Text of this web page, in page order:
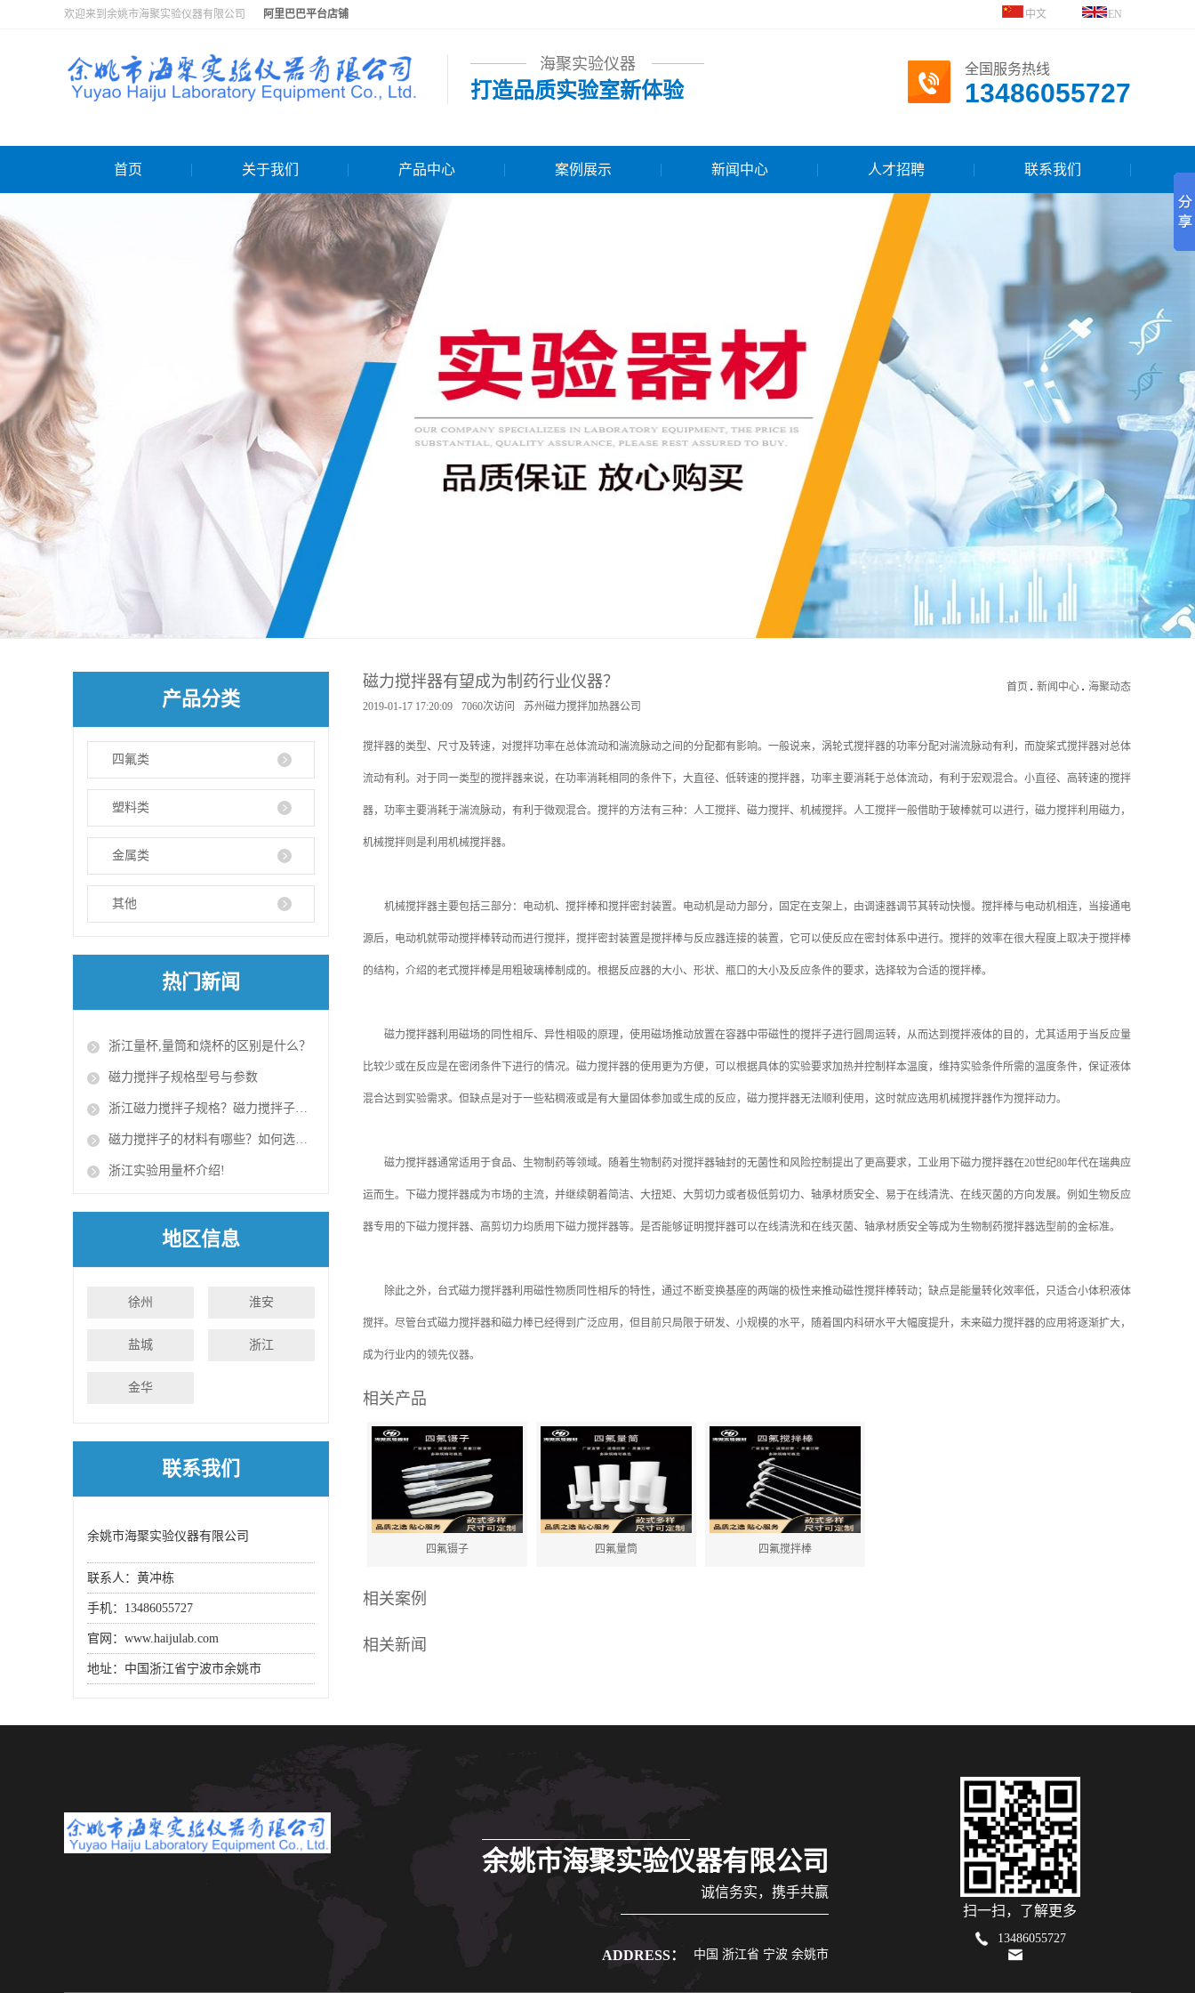
欢迎来到余姚市海聚实验仪器有限公司 中文 EN
阿里巴巴平台店铺
海聚实验仪器
打造品质实验室新体验
全国服务热线
13486055727
首页 关于我们 产品中心 案例展示 新闻中心 人才招聘 联系我们
产品分类
四氟类
塑料类
金属类
其他
热门新闻
浙江量杯,量筒和烧杯的区别是什么？​
磁力搅拌子规格型号与参数
浙江磁力搅拌子规格？磁力搅拌子的使用方法？
磁力搅拌子的材料有哪些？如何选择磁力搅拌子？
浙江实验用量杯介绍!​
地区信息
徐州 淮安
盐城 浙江
金华
联系我们
余姚市海聚实验仪器有限公司
联系人：黄冲栋
手机：13486055727
官网：www.haijulab.com
地址：中国浙江省宁波市余姚市
磁力搅拌器有望成为制药行业仪器？ 首页 新闻中心
海聚动态
2019-01-17 17:20:09
7060次访问 苏州磁力搅拌加热器公司
搅拌器的类型、尺寸及转速，对搅拌功率在总体流动和湍流脉动之间的分配都有影响。一般说来，涡轮式搅拌器的功率分配对湍流脉动有利，而旋桨式搅拌器对总体
流动有利。对于同一类型的搅拌器来说，在功率消耗相同的条件下，大直径、低转速的搅拌器，功率主要消耗于总体流动，有利于宏观混合。小直径、高转速的搅拌
器，功率主要消耗于湍流脉动，有利于微观混合。搅拌的方法有三种：人工搅拌、磁力搅拌、机械搅拌。人工搅拌一般借助于玻棒就可以进行，磁力搅拌利用磁力，
机械搅拌则是利用机械搅拌器。
机械搅拌器主要包括三部分：电动机、搅拌棒和搅拌密封装置。电动机是动力部分，固定在支架上，由调速器调节其转动快慢。搅拌棒与电动机相连，当接通电
源后，电动机就带动搅拌棒转动而进行搅拌，搅拌密封装置是搅拌棒与反应器连接的装置，它可以使反应在密封体系中进行。搅拌的效率在很大程度上取决于搅拌棒
的结构，介绍的老式搅拌棒是用粗玻璃棒制成的。根据反应器的大小、形状、瓶口的大小及反应条件的要求，选择较为合适的搅拌棒。
磁力搅拌器利用磁场的同性相斥、异性相吸的原理，使用磁场推动放置在容器中带磁性的搅拌子进行圆周运转，从而达到搅拌液体的目的，尤其适用于当反应量
比较少或在反应是在密闭条件下进行的情况。磁力搅拌器的使用更为方便，可以根据具体的实验要求加热并控制样本温度，维持实验条件所需的温度条件，保证液体
混合达到实验需求。但缺点是对于一些粘稠液或是有大量固体参加或生成的反应，磁力搅拌器无法顺利使用，这时就应选用机械搅拌器作为搅拌动力。
磁力搅拌器通常适用于食品、生物制药等领域。随着生物制药对搅拌器轴封的无菌性和风险控制提出了更高要求，工业用下磁力搅拌器在20世纪80年代在瑞典应
运而生。下磁力搅拌器成为市场的主流，并继续朝着简洁、大扭矩、大剪切力或者极低剪切力、轴承材质安全、易于在线清洗、在线灭菌的方向发展。例如生物反应
器专用的下磁力搅拌器、高剪切力均质用下磁力搅拌器等。是否能够证明搅拌器可以在线清洗和在线灭菌、轴承材质安全等成为生物制药搅拌器选型前的金标准。
除此之外，台式磁力搅拌器利用磁性物质同性相斥的特性，通过不断变换基座的两端的极性来推动磁性搅拌棒转动；缺点是能量转化效率低，只适合小体积液体
搅拌。尽管台式磁力搅拌器和磁力棒已经得到广泛应用，但目前只局限于研发、小规模的水平，随着国内科研水平大幅度提升，未来磁力搅拌器的应用将逐渐扩大，
成为行业内的领先仪器。
相关产品
四氟镊子 四氟量筒 四氟搅拌棒
相关案例
相关新闻
余姚市海聚实验仪器有限公司
诚信务实，携手共赢
ADDRESS： 中国 浙江省 宁波 余姚市
扫一扫，了解更多
13486055727